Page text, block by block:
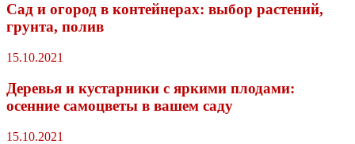
Сад и огород в контейнерах: выбор растений,
грунта, полив
15.10.2021
Деревья и кустарники с яркими плодами:
осенние самоцветы в вашем саду
15.10.2021